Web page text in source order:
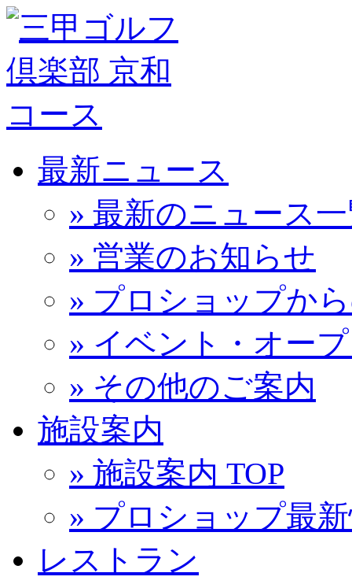
最新ニュース
» 最新のニュース
» 営業のお知らせ
» プロショップか
» イベント・オー
» その他のご案内
施設案内
» 施設案内 TOP
» プロショップ最
レストラン